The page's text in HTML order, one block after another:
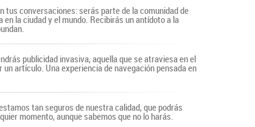
tus conversaciones: serás parte de la comunidad de
en la ciudad y el mundo. Recibirás un antídoto a la
publicidad invasiva, aquella que se atraviesa en el
artículo. Una experiencia de navegación pensada en
tan seguros de nuestra calidad, que podrás
momento, aunque sabemos que no lo harás.